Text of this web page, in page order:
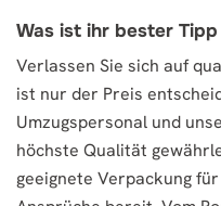
Was ist ihr bester
Verlassen Sie sich auf
ist nur der Preis
Umzugspersonal und
höchste Qualität
geeignete Verpackung